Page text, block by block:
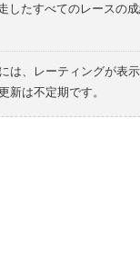
したすべてのレースの
は、レーティングが表
新は不定期です。